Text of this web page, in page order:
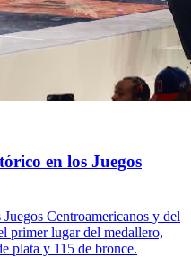
en los Juegos
Centroamericanos y del
primer lugar del medallero,
plata y 115 de bronce.